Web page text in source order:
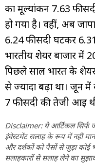
का मूल्यांकन 7.63
हो गया है। वहीं, अब
6.24 फीसदी घटकर 6.31
भारतीय शेयर बाजार में
पिछले साल भारत के
से ज्यादा बढ़ा था। जून
7 फीसदी की तेजी आई
Disclaimer: ये आर्टिकल सिर्फ
इंवेस्टमेंट सलाह के रूप में नहीं
और दर्शकों को पैसों से जुड़ा कोई
सलाहकारों से सलाह लेने का